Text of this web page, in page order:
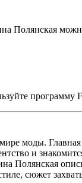
Полянская
программу
моды.
и
Полянская
сюжет